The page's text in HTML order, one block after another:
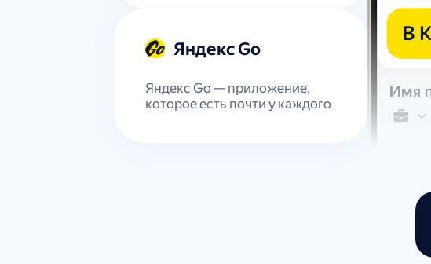
Яндекс Go
Яндекс Go — приложение,
которое есть почти у каждого